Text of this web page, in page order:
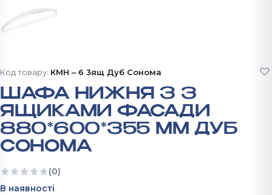
Код товару: КМН – 6 3ящ Дуб Сонома
ШАФА НИЖНЯ З 3
ЯЩИКАМИ ФАСАДИ
880*600*355 ММ ДУБ
СОНОМА
(0)
Ще немає відгуків
В наявності